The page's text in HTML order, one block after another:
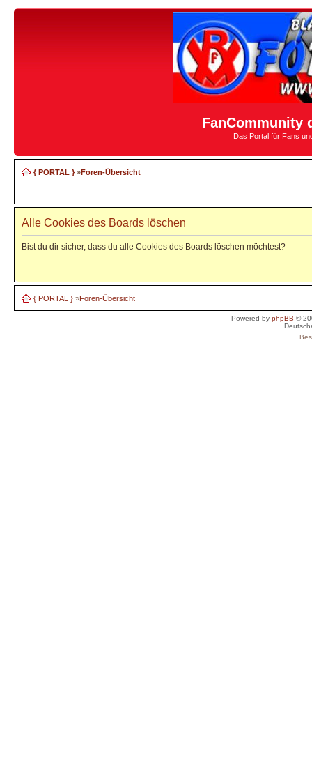
FanCommunity
Das Portal für Fans
{ PORTAL }»Foren-Übersicht
Alle Cookies des Boards löschen
Bist du dir sicher, dass du alle Cookies des Boards löschen möchtest?
{ PORTAL } »Foren-Übersicht
Powered byphpBB ©